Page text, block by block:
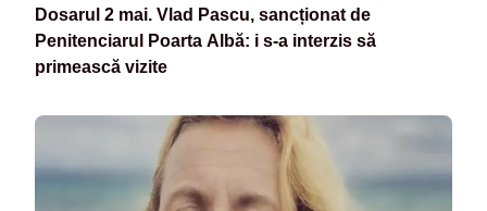
Dosarul 2 mai. Vlad Pascu, sancționat de
Penitenciarul Poarta Albă: i s-a interzis să
primească vizite